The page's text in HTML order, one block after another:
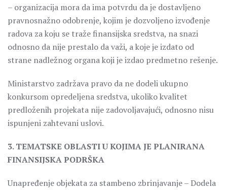
– organizacija mora da ima potvrdu da je dostavljeno
pravnosnažno odobrenje, kojim je dozvoljeno izvođenje
radova za koju se traže finansijska sredstva, na snazi
odnosno da nije prestalo da važi, a koje je izdato od
strane nadležnog organa koji je izdao predmetno rešenje.
Ministarstvo zadržava pravo da ne dodeli ukupno
konkursom opredeljena sredstva, ukoliko kvalitet
predloženih projekata nije zadovoljavajući, odnosno nisu
ispunjeni zahtevani uslovi.
3. TEMATSKE OBLASTI U KOJIMA JE PLANIRANA
FINANSIJSKA PODRŠKA
Unapređenje objekata za stambeno zbrinjavanje – Dodela